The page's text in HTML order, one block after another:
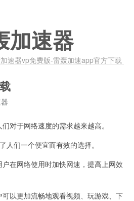
加速器
速器vp免费版-雷轰加速app官方下载
于网络速度的需求越来越高。
们一个便宜而有效的选择。
在网络使用时加快网速，提高上网效
以更加流畅地观看视频、玩游戏、下